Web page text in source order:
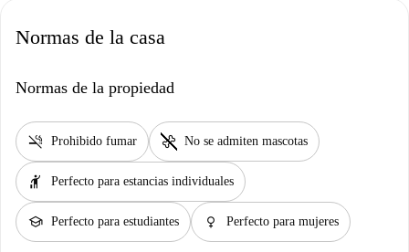
Normas de la casa
Normas de la propiedad
smoke_free Prohibido fumar pet_supplies No se admiten mascotas
hail Perfecto para estancias individuales
school Perfecto para estudiantes female Perfecto para mujeres